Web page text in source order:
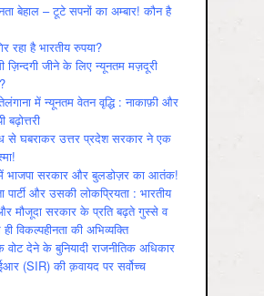
बेहाल – टूटे सपनों का अम्बार! कौन है
रहा है भारतीय रुपया?
जीने के लिए न्यूनतम मज़दूरी
में न्यूनतम वेतन वृद्धि : नाकाफ़ी और
से घबराकर उत्तर प्रदेश सरकार ने एक
भाजपा सरकार और बुलडोज़र का आतंक!
पार्टी और उसकी लोकप्रियता : भारतीय
मौजूदा सरकार के प्रति बढ़ते गुस्‍से व
विकल्‍पहीनता की अभिव्‍यक्ति
वोट देने के बुनियादी राजनीतिक अधिकार
(SIR) की क़वायद पर सर्वोच्च